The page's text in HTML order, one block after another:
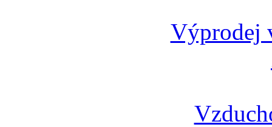
Výprodej